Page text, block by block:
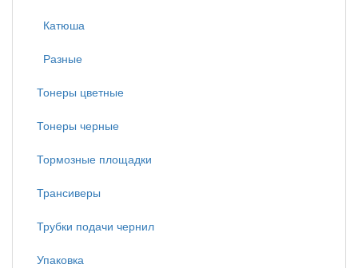
Катюша
Разные
Тонеры цветные
Тонеры черные
Тормозные площадки
Трансиверы
Трубки подачи чернил
Упаковка